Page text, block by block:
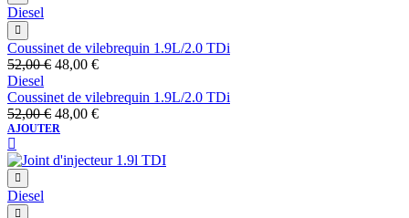
Diesel
Coussinet de vilebrequin 1.9L/2.0 TDi
52,00€ Le
initial
était :
52,00 €.
48,00 €Le
actuel
est :
Diesel
Coussinet de vilebrequin 1.9L/2.0 TDi
52,00€ Le
prix
était :
48,00 €Le
est :
AJOUTER
Diesel